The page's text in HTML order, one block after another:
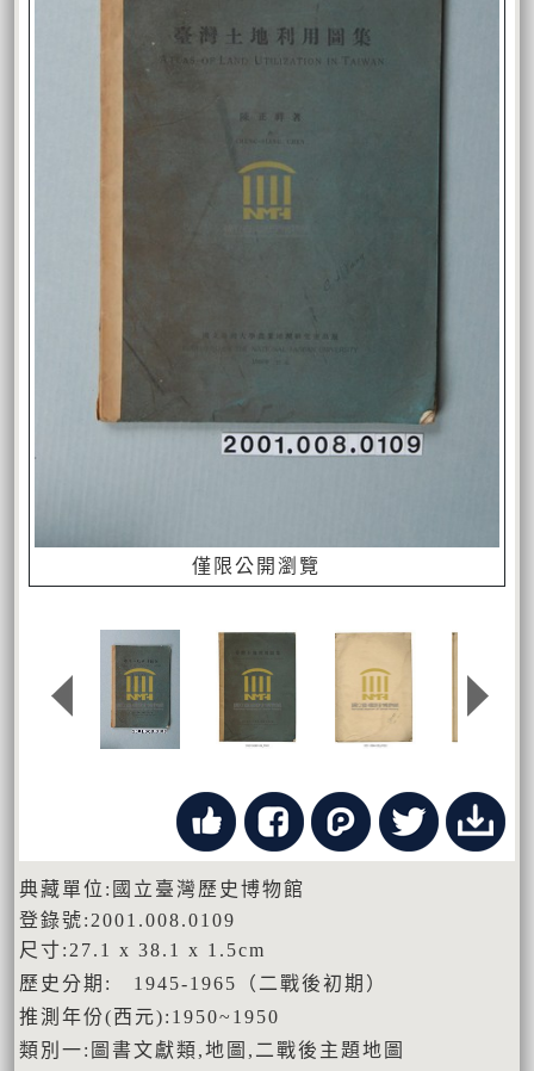
僅限公開瀏覽
典藏單位:國立臺灣歷史博物館
登錄號:2001.008.0109
尺寸:27.1 x 38.1 x 1.5cm
歷史分期: 1945-1965（二戰後初期）
推測年份(西元):1950~1950
類別一:圖書文獻類,地圖,二戰後主題地圖